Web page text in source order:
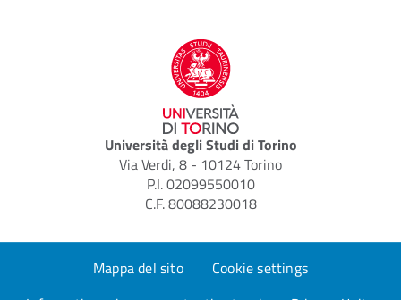
Università degli Studi di Torino
Via Verdi, 8 - 10124 Torino
P.I. 02099550010
C.F. 80088230018
Mappa del sito
Cookie settings